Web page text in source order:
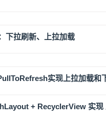
下拉刷新、上拉加载
实现上拉加载和
+ RecyclerView 实现